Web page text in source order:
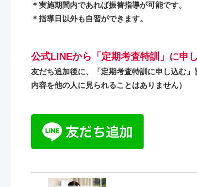
＊実施期間内であれば振替指導が可能です。
＊指導日以外も自習ができます。
公式LINEから「定期考査特訓」に申
友だち追加後に、「定期考査特訓に申し込む
内容を他の人に見られることはありません）